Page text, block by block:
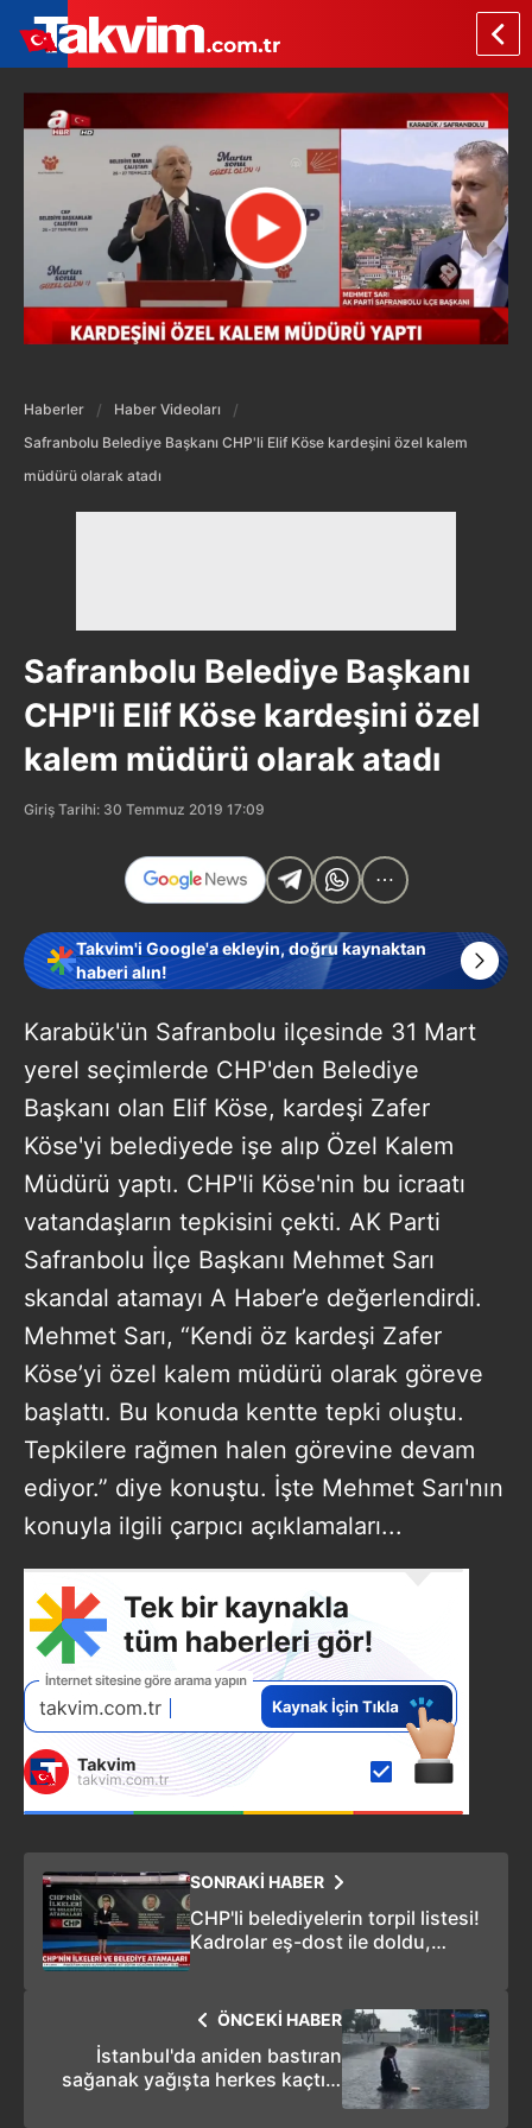
Haberler
Haber Videoları
Safranbolu Belediye Başkanı CHP'li Elif Köse kardeşini özel kalem
müdürü olarak atadı
Safranbolu Belediye Başkanı
CHP'li Elif Köse kardeşini özel
kalem müdürü olarak atadı
Giriş Tarihi: 30 Temmuz 2019 17:09
Takvim'i Google'a ekleyin, doğru kaynaktan
haberi alın!
Karabük'ün Safranbolu ilçesinde 31 Mart
yerel seçimlerde CHP'den Belediye
Başkanı olan Elif Köse, kardeşi Zafer
Köse'yi belediyede işe alıp Özel Kalem
Müdürü yaptı. CHP'li Köse'nin bu icraatı
vatandaşların tepkisini çekti. AK Parti
Safranbolu İlçe Başkanı Mehmet Sarı
skandal atamayı A Haber’e değerlendirdi.
Mehmet Sarı, “Kendi öz kardeşi Zafer
Köse’yi özel kalem müdürü olarak göreve
başlattı. Bu konuda kentte tepki oluştu.
Tepkilere rağmen halen görevine devam
ediyor.” diye konuştu. İşte Mehmet Sarı'nın
konuyla ilgili çarpıcı açıklamaları...
SONRAKİ HABER
CHP'li belediyelerin torpil listesi!
Kadrolar eş-dost ile doldu,
ÖNCEKİ HABER
İstanbul'da aniden bastıran
sağanak yağışta herkes kaçtı o